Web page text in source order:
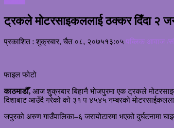
ट्रकले मोटरसाइकललाई ठक्कर दिँदा २
प्रकाशित : शुक्रबार, चैत ०८, २०७५१३:०५ पब्लिक आवाज /
फाइल फोटो
काठमाडौँ, आज शुक्रबार बिहानै भोजपुरमा एक ट्रकले
दिशाबाट आउँदै गरेको को ३१ प ४५४५ नम्बरको
जपुरको अरुण गाउँपालिका–६ जरायोटारमा भएको दुर्घटनामा